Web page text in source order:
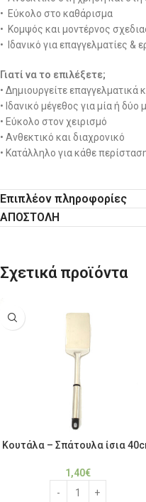
• Εύκολο στο καθάρισμα
• Κομψός και μοντέρνος
• Ιδανικό για επαγγελματίες &
Γιατί να το επιλέξετε;
• Δημιουργείτε επαγγελματικά
• Ιδανικό μέγεθος για μία ή δύο
• Εύκολο στον χειρισμό
• Ανθεκτικό και διαχρονικό
• Κατάλληλο για κάθε
Επιπλέον πληροφορίες
ΑΠΟΣΤΟΛΗ
Σχετικά προϊόντα
Κουτάλα – Σπάτουλα ίσια
1,40€